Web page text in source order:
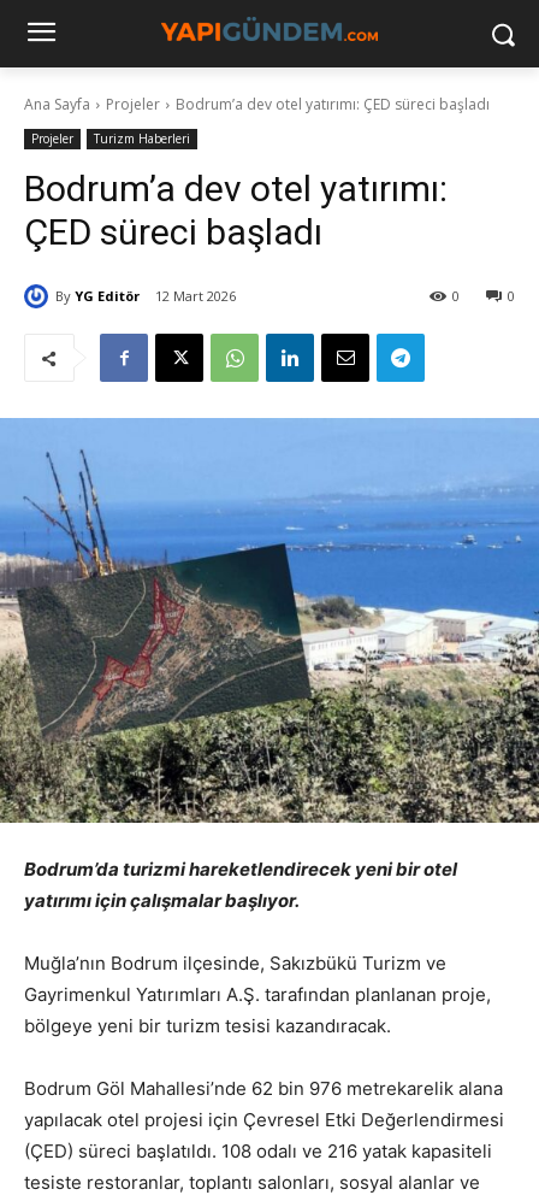
Ana Sayfa Projeler Bodrum’a dev otel yatırımı: ÇED süreci başladı
Projeler Turizm Haberleri
Bodrum’a dev otel yatırımı:
ÇED süreci başladı
By YG Editör 12 Mart 2026 0
0
Bodrum’da turizmi hareketlendirecek yeni bir otel
yatırımı için çalışmalar başlıyor.
Muğla’nın Bodrum ilçesinde, Sakızbükü Turizm ve
Gayrimenkul Yatırımları A.Ş. tarafından planlanan proje,
bölgeye yeni bir turizm tesisi kazandıracak.
Bodrum Göl Mahallesi’nde 62 bin 976 metrekarelik alana
yapılacak otel projesi için Çevresel Etki Değerlendirmesi
(ÇED) süreci başlatıldı. 108 odalı ve 216 yatak kapasiteli
tesiste restoranlar, toplantı salonları, sosyal alanlar ve